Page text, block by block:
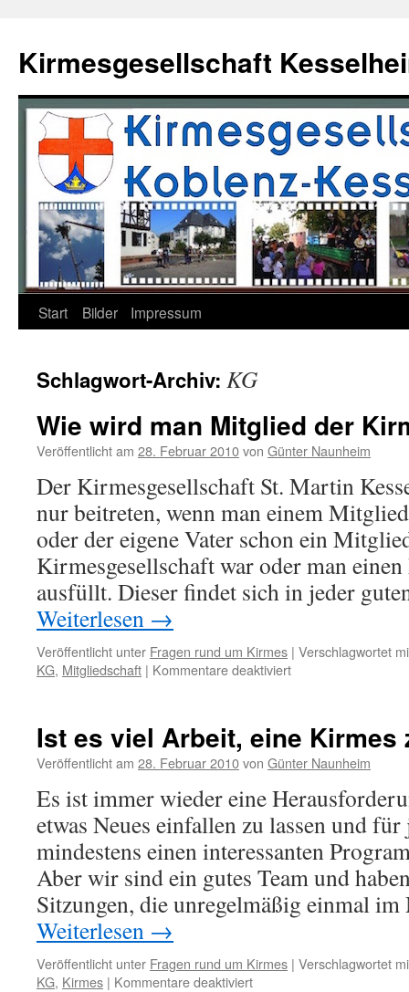
springen
Kirmesgesellschaft
Start Bilder Impressum
Schlagwort-Archiv: KG
Wie wird man Mitglied der
Veröffentlicht am 28. Februar 2010von Günter Naunheim
Der Kirmesgesellschaft St. Martin
nur beitreten, wenn man einem
oder der eigene Vater schon ein
Kirmesgesellschaft war oder man
ausfüllt. Dieser findet sich in jeder
Weiterlesen →
Veröffentlicht unter Fragen rund um Kirmes | Verschlagwortet
KG, Mitgliedschaft | Kommentare deaktiviertfür
Mitglied
der
Ist es viel Arbeit, eine Kirmes
Veröffentlicht am 28. Februar 2010von Günter Naunheim
Es ist immer wieder eine
etwas Neues einfallen zu lassen und
mindestens einen interessanten
Aber wir sind ein gutes Team und
Sitzungen, die unregelmäßig einmal
Weiterlesen →
Veröffentlicht unter Fragen rund um Kirmes | Verschlagwortet
KG, Kirmes | Kommentare deaktiviertfür